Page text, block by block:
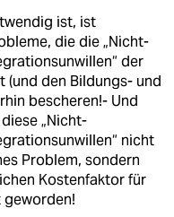
ist, ist
die die „Nicht-
der
(und den Bildungs- und
bescheren!- Und
„Nicht-
nicht
Problem, sondern
Kostenfaktor für
geworden!